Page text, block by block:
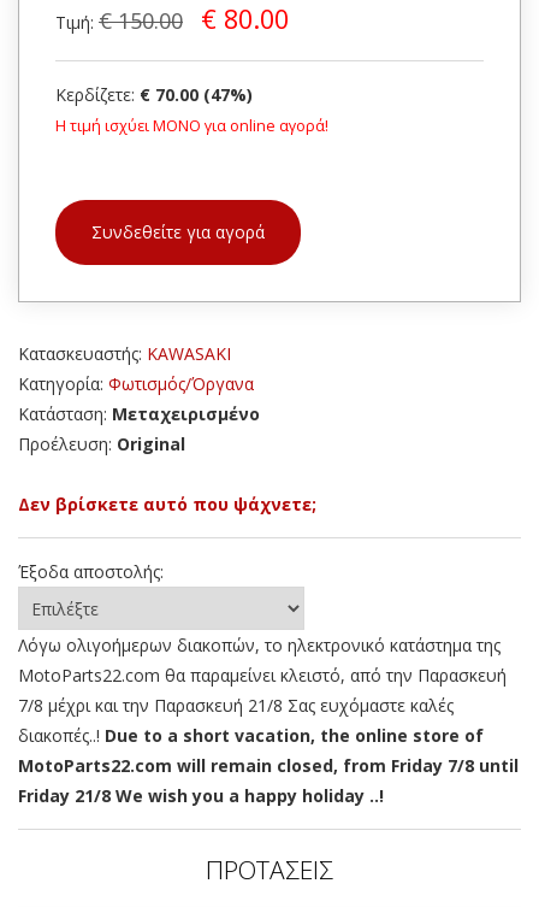
Τιμή: € 150.00 € 80.00
Κερδίζετε: € 70.00 (47%)
Η τιμή ισχύει ΜΟΝΟ για online αγορά!
Συνδεθείτε για αγορά
Κατασκευαστής: KAWASAKI
Κατηγορία: Φωτισμός/Όργανα
Κατάσταση: Μεταχειρισμένο
Προέλευση: Original
Δεν βρίσκετε αυτό που ψάχνετε;
Έξοδα αποστολής:
Λόγω ολιγοήμερων διακοπών, το ηλεκτρονικό κατάστημα της
MotoParts22.com θα παραμείνει κλειστό, από την Παρασκευή
7/8 μέχρι και την Παρασκευή 21/8 Σας ευχόμαστε καλές
διακοπές..! Due to a short vacation, the online store of
MotoParts22.com will remain closed, from Friday 7/8 until
Friday 21/8 We wish you a happy holiday ..!
ΠΡΟΤΑΣΕΙΣ